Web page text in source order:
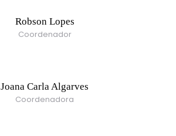
Robson Lopes
Coordenador
Joana Carla Algarves
Coordenadora